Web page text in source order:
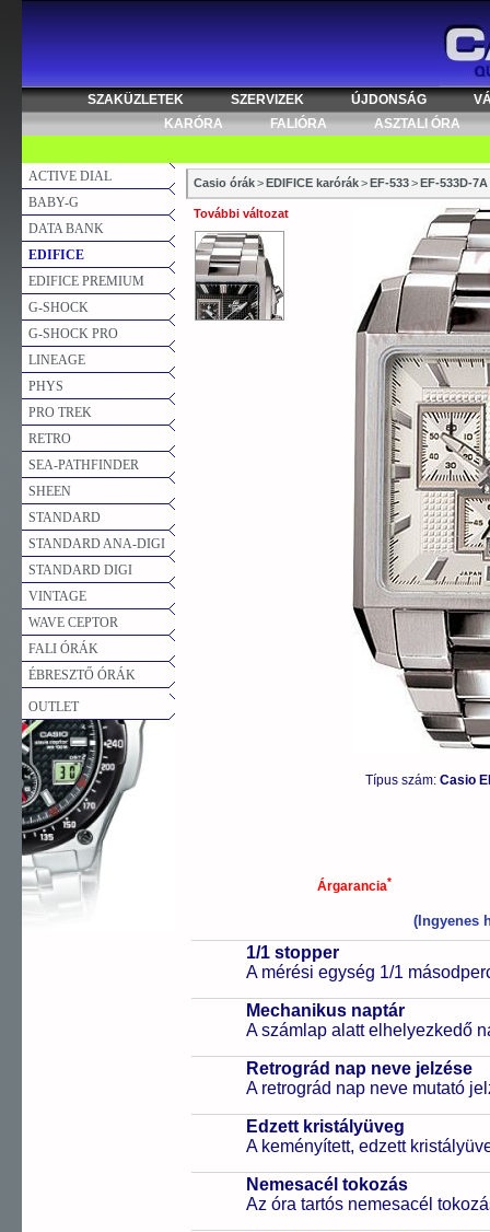
SZAKÜZLETEK SZERVIZEK ÚJDONSÁG
KARÓRA
FALIÓRA ASZTALI ÓRA
ACTIVE DIAL
BABY-G
DATA BANK
EDIFICE
EDIFICE PREMIUM
G-SHOCK
G-SHOCK PRO
LINEAGE
PHYS
PRO TREK
RETRO
SEA-PATHFINDER
SHEEN
STANDARD
STANDARD ANA-DIGI
STANDARD DIGI
VINTAGE
WAVE CEPTOR
FALI ÓRÁK
ÉBRESZTŐ ÓRÁK
OUTLET
Casio órák>EDIFICE karórák>EF-533>EF-533D-7A
További változat
Típus szám: Casio
Árgarancia*
(Ingyenes
1/1 stopper
A mérési egység 1/1
Mechanikus naptár
A számlap alatt elhelyezkedő
Retrográd nap neve jelzése
A retrográd nap neve mutató
Edzett kristályüveg
A keményített, edzett
Nemesacél tokozás
Az óra tartós nemesacél